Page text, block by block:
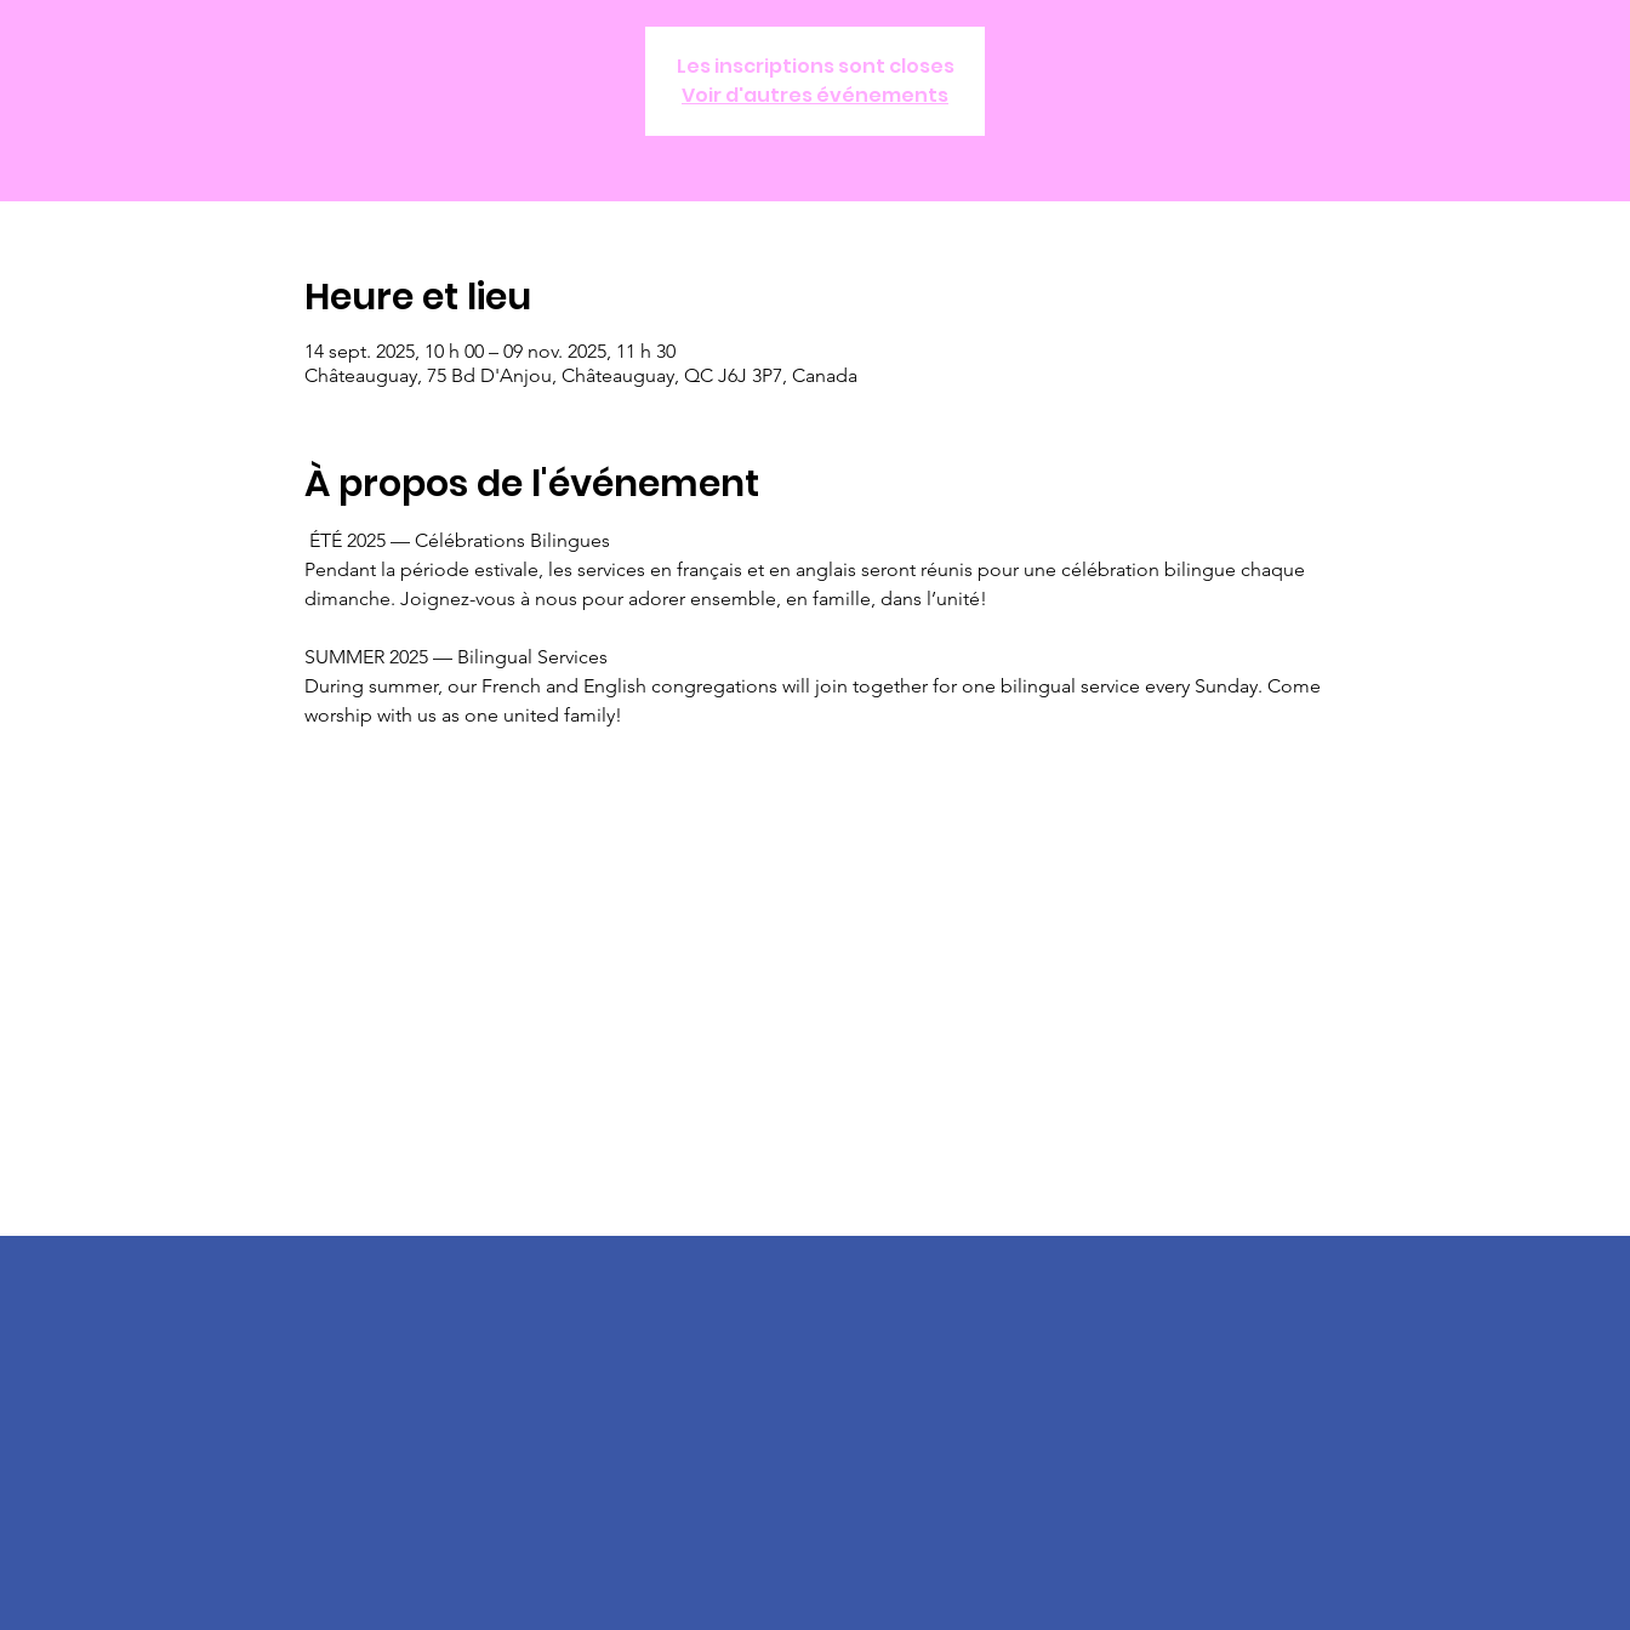
Les inscriptions sont closes
Voir d'autres événements
Heure et lieu
14 sept. 2025, 10 h 00 – 09 nov. 2025, 11 h 30
Châteauguay, 75 Bd D'Anjou, Châteauguay, QC J6J 3P7, Canada
À propos de l'événement
ÉTÉ 2025 — Célébrations Bilingues
Pendant la période estivale, les services en français et en anglais seront réunis pour une célébration bilingue chaque
dimanche. Joignez-vous à nous pour adorer ensemble, en famille, dans l’unité!
SUMMER 2025 — Bilingual Services
During summer, our French and English congregations will join together for one bilingual service every Sunday. Come
worship with us as one united family!